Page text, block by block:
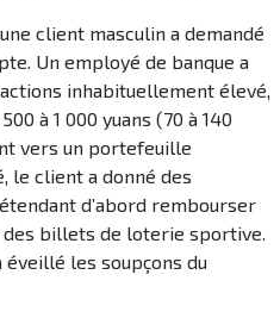
client masculin a demandé
Un employé de banque a
inhabituellement élevé,
à 1 000 yuans (70 à 140
vers un portefeuille
le client a donné des
d’abord rembourser
billets de loterie sportive.
les soupçons du